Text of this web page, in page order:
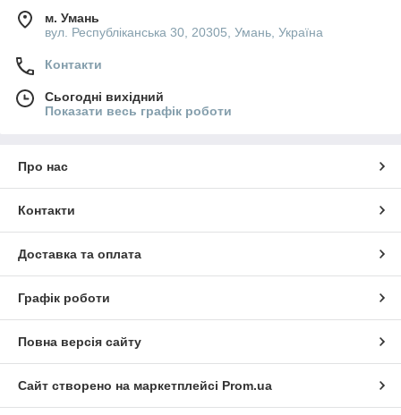
м. Умань
вул. Республіканська 30, 20305, Умань, Україна
Контакти
Сьогодні вихідний
Показати весь графік роботи
Про нас
Контакти
Доставка та оплата
Графік роботи
Повна версія сайту
Сайт створено на маркетплейсі Prom.ua